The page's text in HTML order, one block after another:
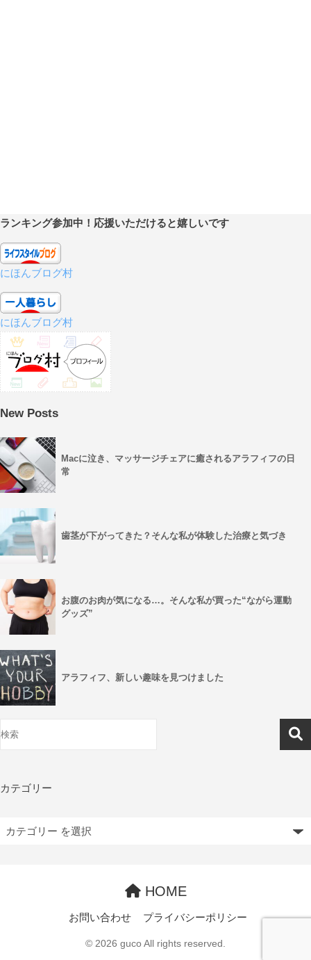
ランキング参加中！応援いただけると嬉しいです
にほんブログ村
にほんブログ村
New Posts
Macに泣き、マッサージチェアに癒されるアラフィフの日
常
歯茎が下がってきた？そんな私が体験した治療と気づき
お腹のお肉が気になる…。そんな私が買った“ながら運動
グッズ”
アラフィフ、新しい趣味を見つけました
カテゴリー
HOME
お問い合わせ プライバシーポリシー
© 2026 guco All rights reserved.